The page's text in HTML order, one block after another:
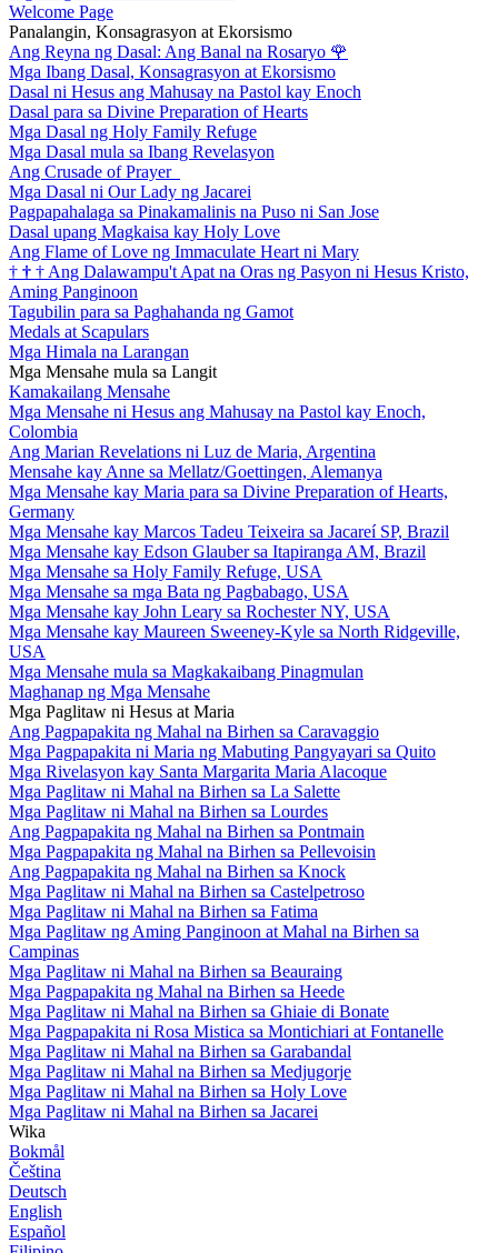
Welcome Page
Panalangin, Konsagrasyon at Ekorsismo
Ang Reyna ng Dasal: Ang Banal na Rosaryo 🌹
Mga Ibang Dasal, Konsagrasyon at Ekorsismo
Dasal ni Hesus ang Mahusay na Pastol kay Enoch
Dasal para sa Divine Preparation of Hearts
Mga Dasal ng Holy Family Refuge
Mga Dasal mula sa Ibang Revelasyon
Ang Crusade of Prayer
Mga Dasal ni Our Lady ng Jacarei
Pagpapahalaga sa Pinakamalinis na Puso ni San Jose
Dasal upang Magkaisa kay Holy Love
Ang Flame of Love ng Immaculate Heart ni Mary
† † † Ang Dalawampu't Apat na Oras ng Pasyon ni Hesus Kristo,
Aming Panginoon
Tagubilin para sa Paghahanda ng Gamot
Medals at Scapulars
Mga Himala na Larangan
Mga Mensahe mula sa Langit
Kamakailang Mensahe
Mga Mensahe ni Hesus ang Mahusay na Pastol kay Enoch,
Colombia
Ang Marian Revelations ni Luz de Maria, Argentina
Mensahe kay Anne sa Mellatz/Goettingen, Alemanya
Mga Mensahe kay Maria para sa Divine Preparation of Hearts,
Germany
Mga Mensahe kay Marcos Tadeu Teixeira sa Jacareí SP, Brazil
Mga Mensahe kay Edson Glauber sa Itapiranga AM, Brazil
Mga Mensahe sa Holy Family Refuge, USA
Mga Mensahe sa mga Bata ng Pagbabago, USA
Mga Mensahe kay John Leary sa Rochester NY, USA
Mga Mensahe kay Maureen Sweeney-Kyle sa North Ridgeville,
USA
Mga Mensahe mula sa Magkakaibang Pinagmulan
Maghanap ng Mga Mensahe
Mga Paglitaw ni Hesus at Maria
Ang Pagpapakita ng Mahal na Birhen sa Caravaggio
Mga Pagpapakita ni Maria ng Mabuting Pangyayari sa Quito
Mga Rivelasyon kay Santa Margarita Maria Alacoque
Mga Paglitaw ni Mahal na Birhen sa La Salette
Mga Paglitaw ni Mahal na Birhen sa Lourdes
Ang Pagpapakita ng Mahal na Birhen sa Pontmain
Mga Pagpapakita ng Mahal na Birhen sa Pellevoisin
Ang Pagpapakita ng Mahal na Birhen sa Knock
Mga Paglitaw ni Mahal na Birhen sa Castelpetroso
Mga Paglitaw ni Mahal na Birhen sa Fatima
Mga Paglitaw ng Aming Panginoon at Mahal na Birhen sa
Campinas
Mga Paglitaw ni Mahal na Birhen sa Beauraing
Mga Pagpapakita ng Mahal na Birhen sa Heede
Mga Paglitaw ni Mahal na Birhen sa Ghiaie di Bonate
Mga Pagpapakita ni Rosa Mistica sa Montichiari at Fontanelle
Mga Paglitaw ni Mahal na Birhen sa Garabandal
Mga Paglitaw ni Mahal na Birhen sa Medjugorje
Mga Paglitaw ni Mahal na Birhen sa Holy Love
Mga Paglitaw ni Mahal na Birhen sa Jacarei
Wika
Bokmål
Čeština
Deutsch
English
Español